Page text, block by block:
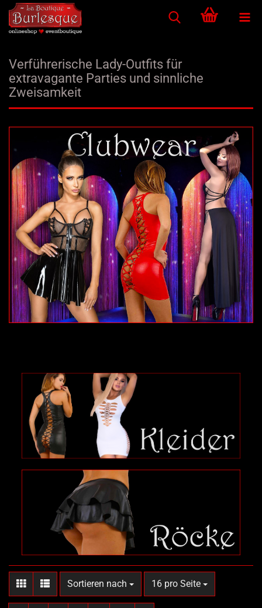
Verführerische Lady-Outfits für
extravagante Parties und sinnliche
Zweisamkeit
Sortieren nach
Sortieren nach 16 pro Seite
pro Seite